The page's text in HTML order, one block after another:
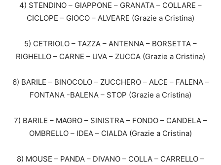
4) STENDINO – GIAPPONE – GRANATA – COLLARE –
CICLOPE – GIOCO – ALVEARE (Grazie a Cristina)
5) CETRIOLO – TAZZA – ANTENNA – BORSETTA –
RIGHELLO – CARNE – UVA – ZUCCA (Grazie a Cristina)
6) BARILE – BINOCOLO – ZUCCHERO – ALCE – FALENA –
FONTANA -BALENA – STOP (Grazie a Cristina)
7) BARILE – MAGRO – SINISTRA – FONDO – CANDELA –
OMBRELLO – IDEA – CIALDA (Grazie a Cristina)
8) MOUSE – PANDA – DIVANO – COLLA – CARRELLO –